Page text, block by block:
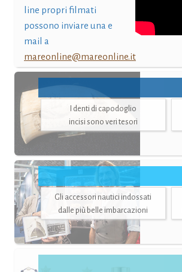
line propri filmati
possono inviare una e
mail a
mareonline@mareonline.it
I denti di capodoglio
incisi sono veri tesori
Gli accessori nautici indossati
dalle più belle imbarcazioni